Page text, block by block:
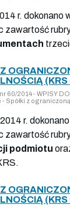
r. dokonano
zawartość
60/2014 - WPISY
- Spółki z
r.
zawartość
podmiotu